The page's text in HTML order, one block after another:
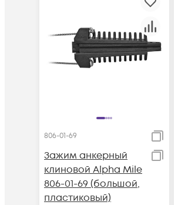
806-01-69
Зажим анкерный
клиновой Alpha Mile
806-01-69 (большой,
пластиковый)